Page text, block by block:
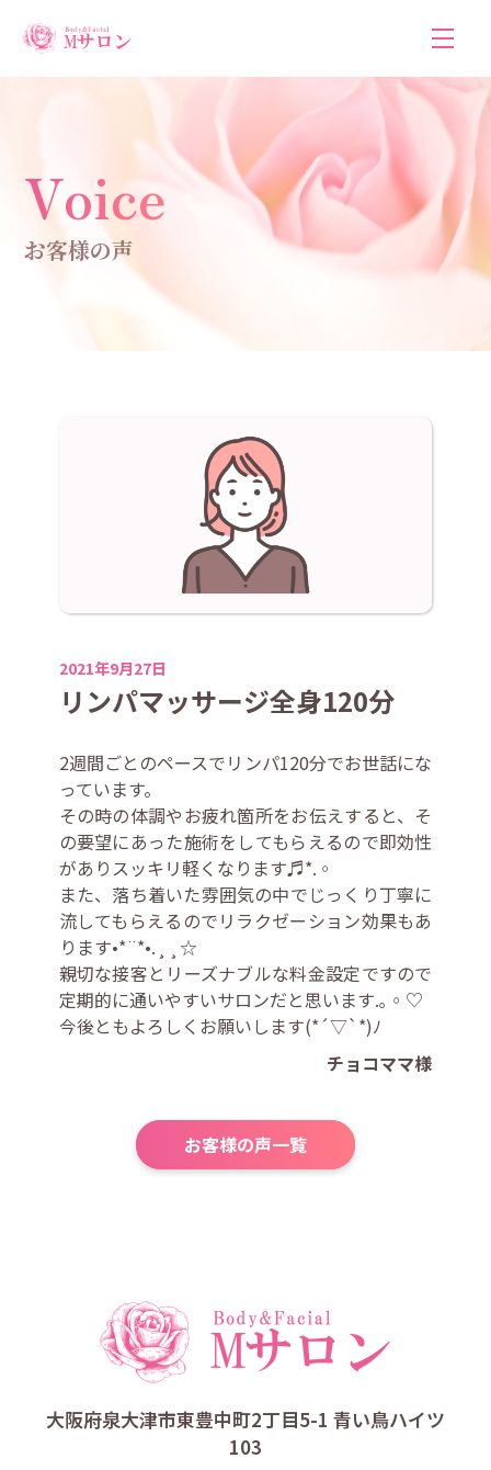
Voice
お客様の声
2021年9月27日
リンパマッサージ全身120分
2週間ごとのペースでリンパ120分でお世話にな
っています。
その時の体調やお疲れ箇所をお伝えすると、そ
の要望にあった施術をしてもらえるので即効性
がありスッキリ軽くなります♬*.◦
また、落ち着いた雰囲気の中でじっくり丁寧に
流してもらえるのでリラクゼーション効果もあ
ります•*¨*•.¸¸☆
親切な接客とリーズナブルな料金設定ですので
定期的に通いやすいサロンだと思います.｡◦♡
今後ともよろしくお願いします(*´▽`*)ﾉ
チョコママ様
お客様の声一覧
大阪府泉大津市東豊中町2丁目5-1 青い鳥ハイツ
103